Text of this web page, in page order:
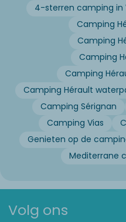
4-sterren camping in
Camping
Camping
Camping
Camping
Camping Hérault
Camping Sérignan
Camping Vias
Genieten op de
Mediterrane
Volg ons